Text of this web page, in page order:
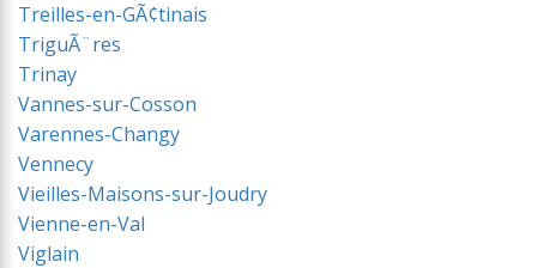
Treilles-en-GÃ¢tinais
TriguÃ¨res
Trinay
Vannes-sur-Cosson
Varennes-Changy
Vennecy
Vieilles-Maisons-sur-Joudry
Vienne-en-Val
Viglain